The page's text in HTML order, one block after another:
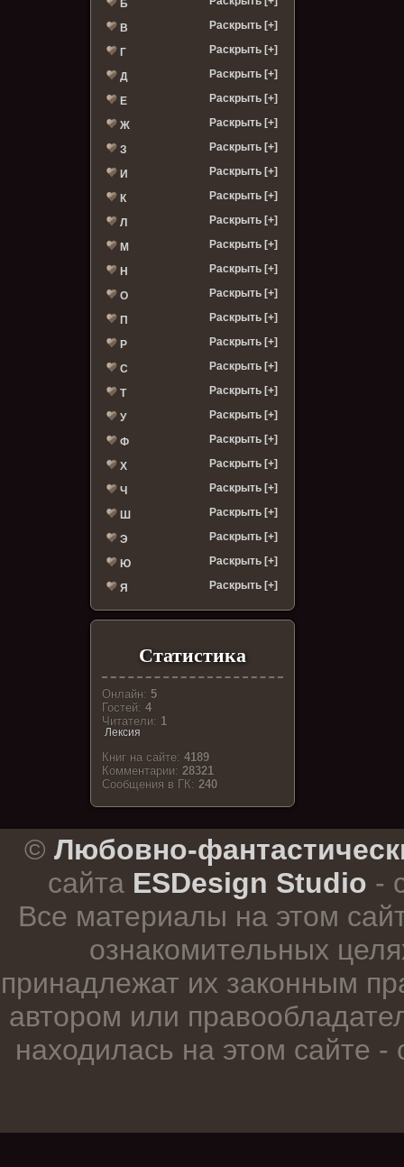
Б
В Раскрыть [+]
Г Раскрыть [+]
Д Раскрыть [+]
Е Раскрыть [+]
Ж Раскрыть [+]
З Раскрыть [+]
И Раскрыть [+]
К Раскрыть [+]
Л Раскрыть [+]
М Раскрыть [+]
Н Раскрыть [+]
О Раскрыть [+]
П Раскрыть [+]
Р Раскрыть [+]
С Раскрыть [+]
Т Раскрыть [+]
У Раскрыть [+]
Ф Раскрыть [+]
Х Раскрыть [+]
Ч Раскрыть [+]
Ш Раскрыть [+]
Э Раскрыть [+]
Ю Раскрыть [+]
Я Раскрыть [+]
Статистика
Онлайн: 5
Гостей:4
Читатели: 1
Лексия
Книг на сайте:4189
Комментарии:28321
Cообщения в ГК:240
© Любовно-
сайта ESDesign Studio -
Все материалы на этом
ознакомительных
принадлежат их законным
автором или
находилась на этом сайте